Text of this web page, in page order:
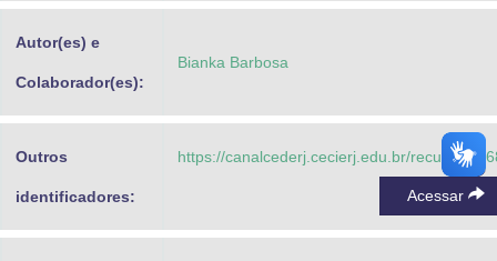
Banco Central do Brasil
Autor(es) e
Colaborador(es):
Bianka Barbosa
Outros
identificadores:
https://canalcederj.cecierj.edu.br/recurso/
Acessar